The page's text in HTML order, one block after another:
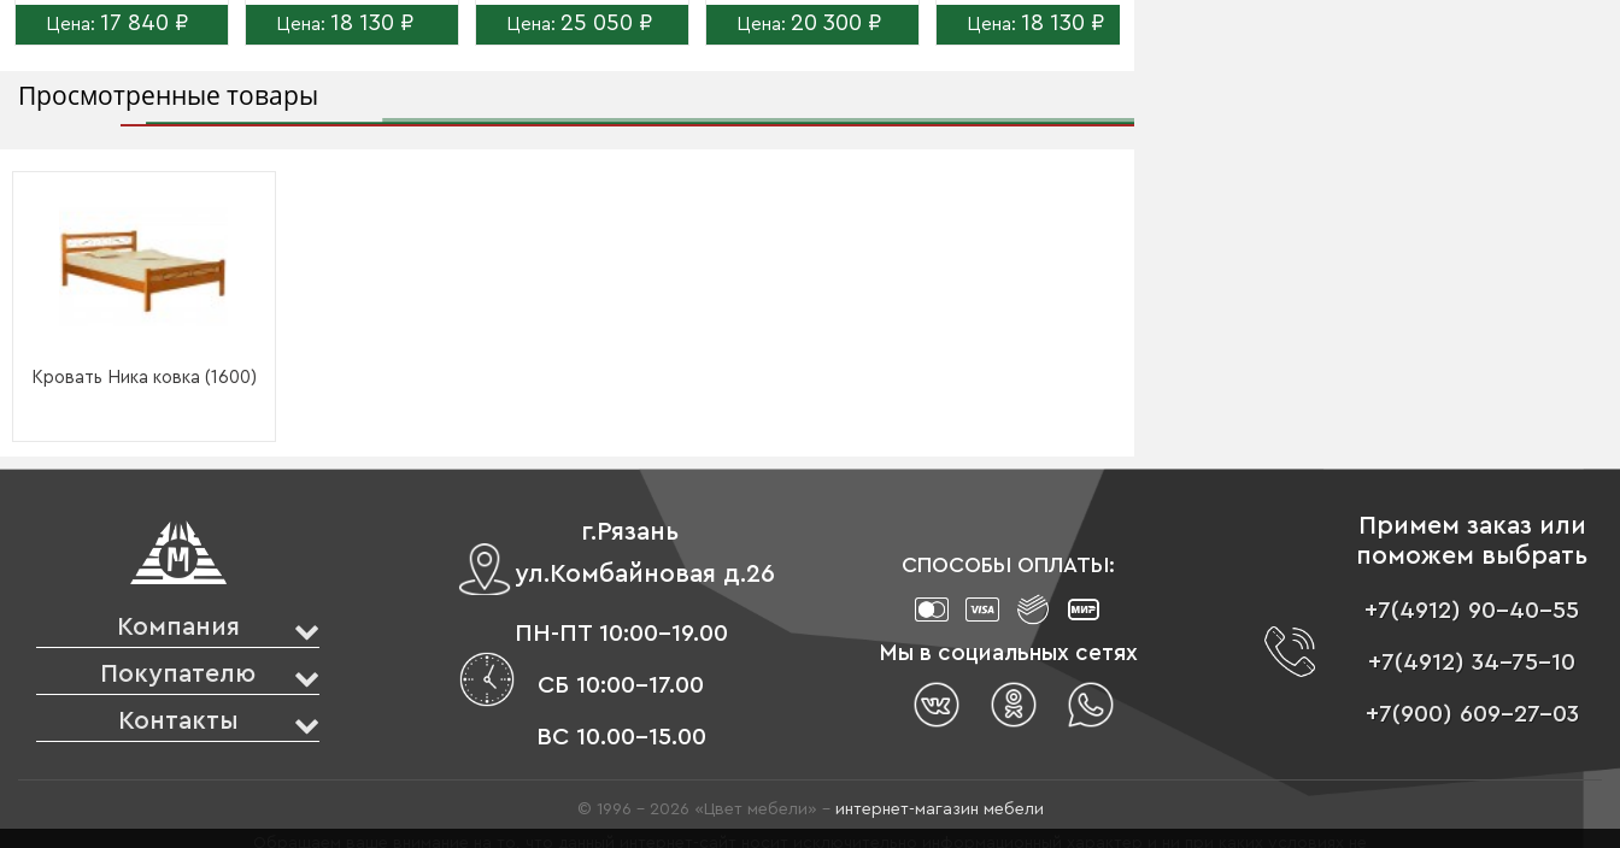
Цена: 17 840 ₽ Цена: 18 130 ₽ Цена: 25 050 ₽ Цена: 20 300 ₽ Цена: 18 130 ₽
Просмотренные товары
Кровать Ника ковка (1600)
Компания
Покупателю
Контакты
г.Рязань
ул.Комбайновая д.26
ПН-ПТ 10:00-19.00
СБ 10:00-17.00
ВС 10.00-15.00
СПОСОБЫ ОПЛАТЫ:
Мы в социальных сетях
Примем заказ или
поможем выбрать
+7(4912) 90-40-55
+7(4912) 34-75-10
+7(900) 609-27-03
© 1996 - 2026 «Цвет мебели» – интернет-магазин мебели